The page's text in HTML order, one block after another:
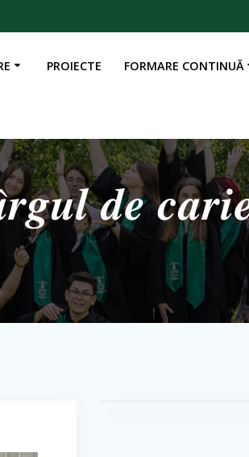
PROIECTE FORMARE CONTINUĂ
𝒅𝒆